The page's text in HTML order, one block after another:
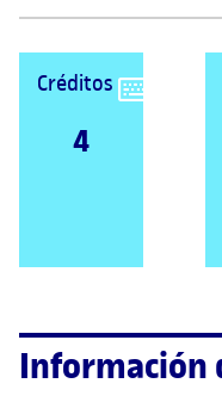
Créditos
4
Información